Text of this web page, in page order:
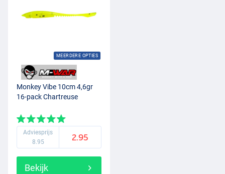
MEERDERE OPTIES
Monkey Vibe 10cm 4,6gr
16-pack Chartreuse
Adviesprijs
8.95
2.95
Bekijk